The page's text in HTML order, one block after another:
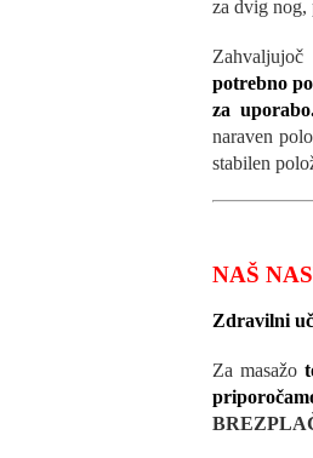
za dvig nog,
potrebno
za
naraven
stabilen
NAŠ
Zdravilni
Za masažo